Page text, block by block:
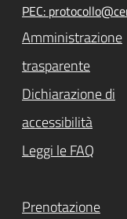
PEC:
Amministrazione
trasparente
Dichiarazione di
accessibilità
Leggi le FAQ
Prenotazione